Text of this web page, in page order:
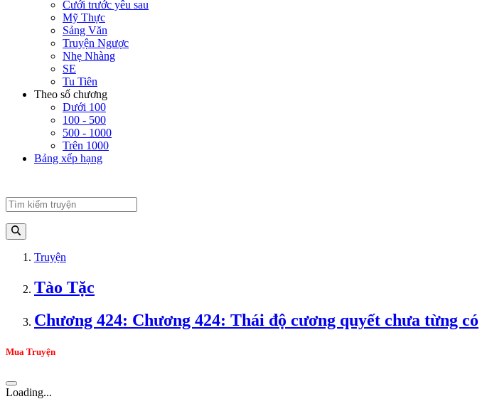
Cưới trước yêu sau
Mỹ Thực
Sảng Văn
Truyện Ngược
Nhẹ Nhàng
SE
Tu Tiên
Theo số chương
Dưới 100
100 - 500
500 - 1000
Trên 1000
Bảng xếp hạng
Truyện
Tào Tặc
Chương 424: Chương 424: Thái độ cương quyết chưa từng có
Mua Truyện
Loading...